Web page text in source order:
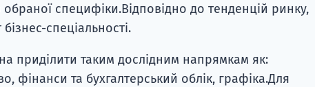
специфіки.Відповідно до тенденцій ринку,
спеціальності.
приділити таким дослідним напрямкам як:
фінанси та бухгалтерський облік, графіка.Для